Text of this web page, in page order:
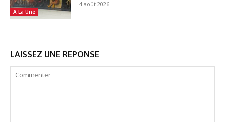
A La Une
4 août 2026
LAISSEZ UNE REPONSE